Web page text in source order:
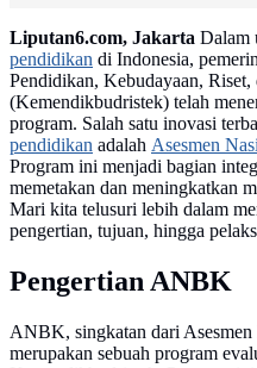
Liputan6.com, Jakarta Dalam
pendidikan di Indonesia,
Pendidikan, Kebudayaan, Riset,
(Kemendikbudristek) telah
program. Salah satu inovasi
pendidikan adalah Asesmen
Program ini menjadi bagian
memetakan dan meningkatkan
Mari kita telusuri lebih dalam
pengertian, tujuan, hingga
Pengertian ANBK
ANBK, singkatan dari
merupakan sebuah program